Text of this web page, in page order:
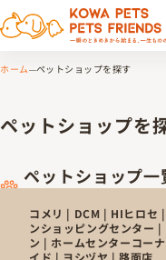
ホーム ペットショップを探す
ペットショップを
ペットショップ一
コメリ | DCM | HIヒロセ
ンショッピングセンター |
ン | ホームセンターコー
イド | ヨシヅヤ | 路面店